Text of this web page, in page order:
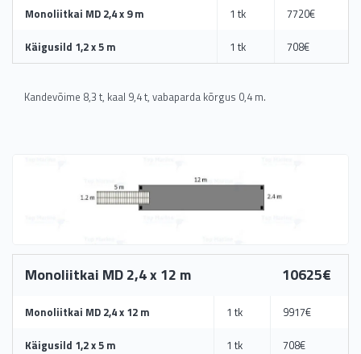
Monoliitkai MD 2,4 x 9 m 1 tk 7720€
Käigusild 1,2 x 5 m 1 tk 708€
Kandevõime 8,3 t, kaal 9,4 t, vabaparda kõrgus 0,4 m.
Monoliitkai MD 2,4 x 12 m 10625€
Monoliitkai MD 2,4 x 12 m 1 tk 9917€
Käigusild 1,2 x 5 m 1 tk 708€